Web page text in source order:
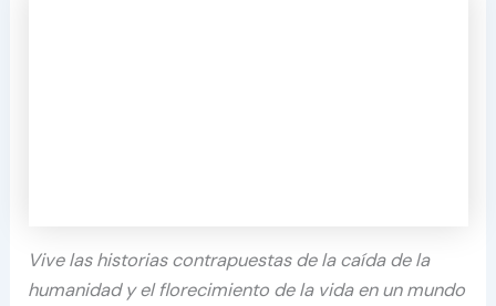
Vive las historias contrapuestas de la caída de la
humanidad y el florecimiento de la vida en un mundo